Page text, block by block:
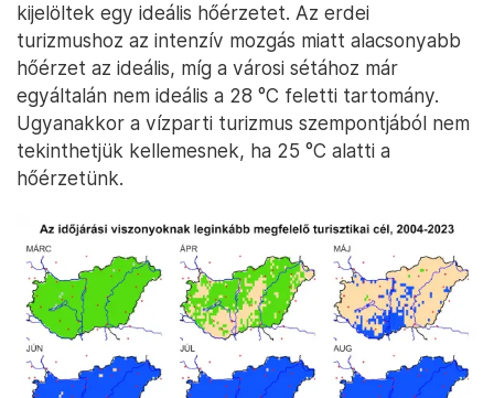
kijelöltek egy ideális hőérzetet. Az erdei
turizmushoz az intenzív mozgás miatt alacsonyabb
hőérzet az ideális, míg a városi sétához már
egyáltalán nem ideális a 28 °C feletti tartomány.
Ugyanakkor a vízparti turizmus szempontjából nem
tekinthetjük kellemesnek, ha 25 °C alatti a
hőérzetünk.